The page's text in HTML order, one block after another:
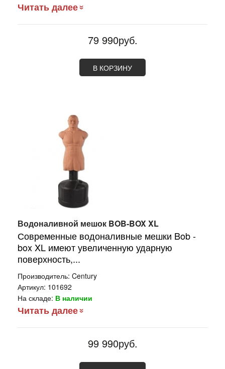
Читать далее
79 990руб.
В КОРЗИНУ
Водоналивной мешок BOB-BOX XL
Современные водоналивные мешки Bob -
box XL имеют увеличенную ударную
поверхность,...
Производитель: Century
Артикул: 101692
На складе: В наличии
Читать далее
99 990руб.